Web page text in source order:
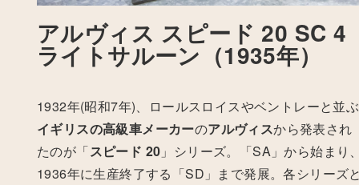
アルヴィス スピード 20 SC 4
ライトサルーン（1935年）
1932年(昭和7年)、ロールスロイスやベントレーと並ぶ
イギリスの高級車メーカーのアルヴィスから発表され
たのが「スピード 20 」シリーズ。
「SA」から始まり
1936年に生産終了する「SD」まで発展。各シリーズ